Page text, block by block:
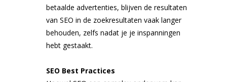
betaalde advertenties, blijven de resultaten
van SEO in de zoekresultaten vaak langer
behouden, zelfs nadat je je inspanningen
hebt gestaakt.
SEO Best Practices